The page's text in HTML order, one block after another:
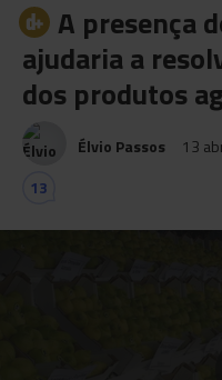
A presença
ajudaria a
dos produtos
Élvio Passos 13
13